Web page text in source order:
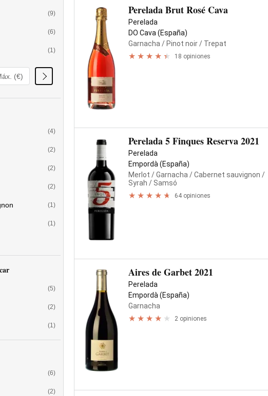
(9)
(6)
(1)
(4)
(2)
(2)
(2)
(1)
(1)
(5)
(2)
(1)
(6)
(2)
Perelada Brut Rosé Cava
Perelada
DO Cava (España)
Garnacha / Pinot noir/ Trepat
18 opiniones
Perelada 5 Finques Reserva 2021
Perelada
Empordà (España)
Merlot / Garnacha / Cabernet sauvignon /
Syrah / Samsó
64 opiniones
Aires de Garbet 2021
Perelada
Empordà (España)
Garnacha
2 opiniones